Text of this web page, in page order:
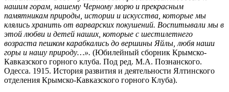
нашим горам, нашему Черному морю и прекрасным
памятникам природы, истории и искусства, которые мы
клялись хранить от варварских покушений. Воспитывали мы в
этой любви и детей наших, которые с шестилетнего
возраста пешком карабкались до вершины Яйлы, любя наши
горы и нашу природу…». (Юбилейный сборник Крымско-
Кавказского горного клуба. Под ред. М.А. Познанского.
Одесса. 1915. История развития и деятельности Ялтинского
отделения Крымско-Кавказского горного Клуба).